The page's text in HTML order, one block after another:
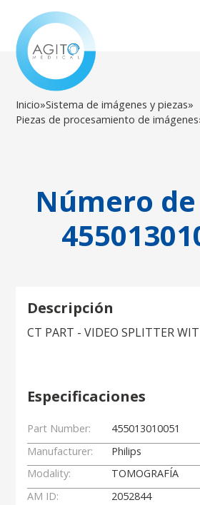
Inicio»Sistema de imágenes y piezas»
Piezas de procesamiento de imágenes
Número
Descripción
CT PART - VIDEO SPLITTER
Especificaciones
Part Number:
455013010051
Manufacturer:
Philips
Modality:
TOMOGRAFÍA
AM ID:
2052844